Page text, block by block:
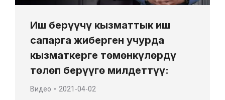
Иш берүүчү кызматтык иш
сапарга жиберген учурда
кызматкерге төмөнкүлөрдү
төлөп берүүгө милдеттүү:
Видео 2021-04-02